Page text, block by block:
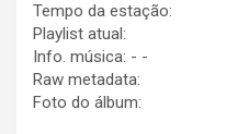
Tempo da estação:
Playlist atual:
Info. música: - -
Raw metadata:
Foto do álbum: